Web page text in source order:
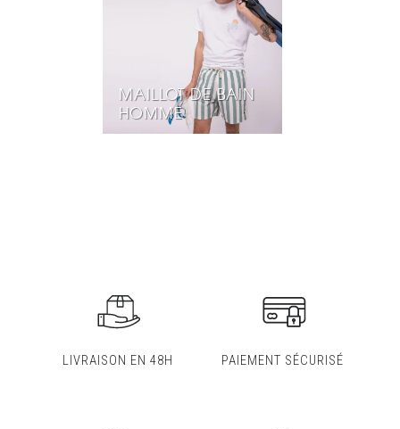
MAILLOT DE BAIN
HOMME
LIVRAISON EN 48H PAIEMENT SÉCURISÉ